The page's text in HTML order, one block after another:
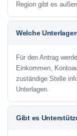
Region gibt es
Welche
Für den Antrag
Einkommen,
zuständige Stelle
Unterlagen.
Gibt es